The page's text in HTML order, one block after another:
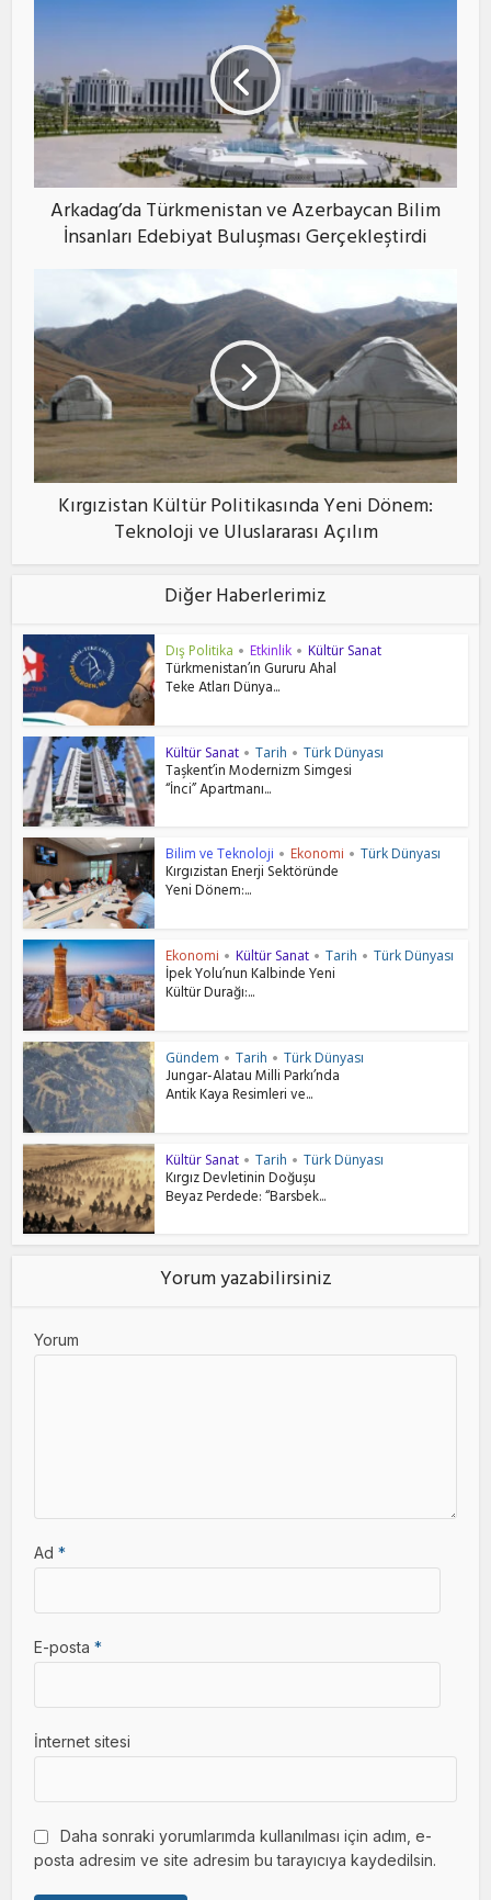
Arkadag’da Türkmenistan ve Azerbaycan Bilim
İnsanları Edebiyat Buluşması Gerçekleştirdi
Kırgızistan Kültür Politikasında Yeni Dönem:
Teknoloji ve Uluslararası Açılım
Diğer Haberlerimiz
Dış Politika • Etkinlik • Kültür Sanat
Türkmenistan’ın Gururu Ahal
Teke Atları Dünya...
Kültür Sanat • Tarih • Türk Dünyası
Taşkent’in Modernizm Simgesi
“İnci” Apartmanı...
Bilim ve Teknoloji • Ekonomi • Türk Dünyası
Kırgızistan Enerji Sektöründe
Yeni Dönem:...
Ekonomi • Kültür Sanat • Tarih • Türk Dünyası
İpek Yolu’nun Kalbinde Yeni
Kültür Durağı:...
Gündem • Tarih • Türk Dünyası
Jungar-Alatau Milli Parkı’nda
Antik Kaya Resimleri ve...
Kültür Sanat • Tarih • Türk Dünyası
Kırgız Devletinin Doğuşu
Beyaz Perdede: “Barsbek...
Yorum yazabilirsiniz
Yorum
Ad*
E-posta*
İnternet sitesi
Daha sonraki yorumlarımda kullanılması için adım, e-
posta adresim ve site adresim bu tarayıcıya kaydedilsin.